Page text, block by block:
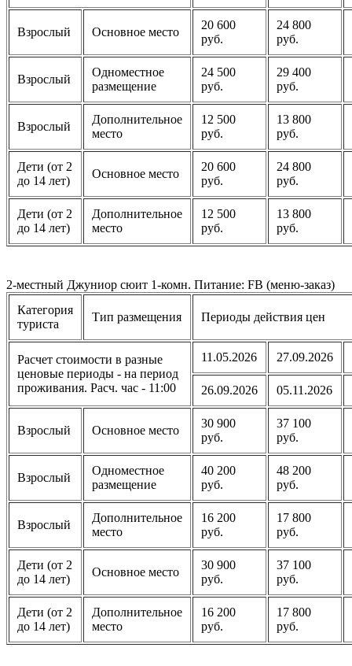
Взрослый Основное место
20 600
руб.
24 800
руб.
Взрослый
Одноместное
размещение
24 500
руб.
29 400
руб.
Взрослый
Дополнительное
место
12 500
руб.
13 800
руб.
Дети (от 2
до 14 лет)
Основное место
20 600
руб.
24 800
руб.
Дети (от 2
до 14 лет)
Дополнительное
место
12 500
руб.
13 800
руб.
2-местный Джуниор сюит 1-комн. Питание: FB (меню-заказ)
Категория
туриста
Тип размещения Периоды действия цен
Расчет стоимости в разные
ценовые периоды - на период
проживания. Расч. час - 11:00
11.05.2026 27.09.2026
26.09.2026 05.11.2026
Взрослый Основное место
30 900
руб.
37 100
руб.
Взрослый
Одноместное
размещение
40 200
руб.
48 200
руб.
Взрослый
Дополнительное
место
16 200
руб.
17 800
руб.
Дети (от 2
до 14 лет)
Основное место
30 900
руб.
37 100
руб.
Дети (от 2
до 14 лет)
Дополнительное
место
16 200
руб.
17 800
руб.